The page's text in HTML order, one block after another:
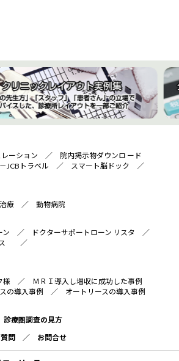
ーション ／ 院内掲示物ダウンロ ード
JCBトラベル ／ スマート脳ドック ／
療 ／ 動物病院
ン ／ ドクターサポートローン リスタ ／
／
様 ／
ＭＲＩ導入し増収に成功した事例
の導入事例 ／ オートリースの導入事例
診療圏調査の見方
問 ／ お問合せ